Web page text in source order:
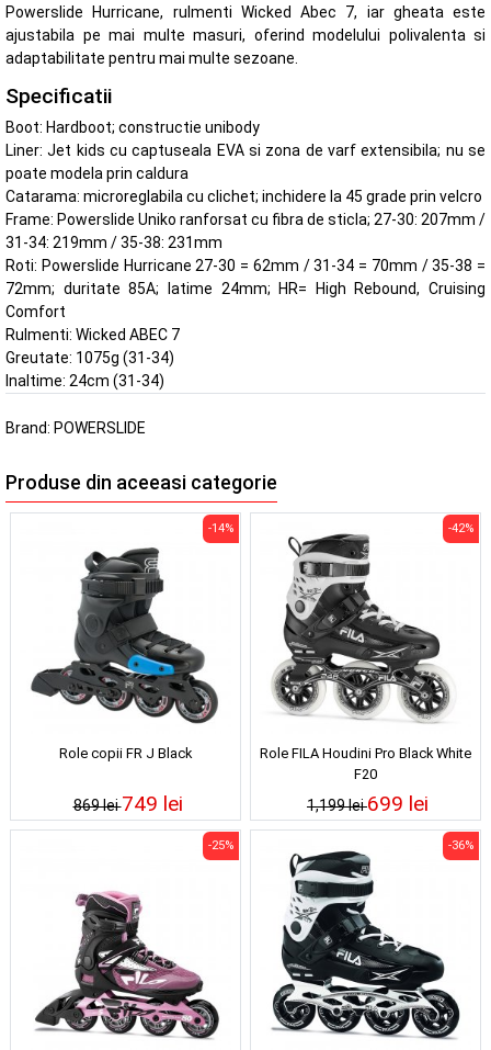
Powerslide Hurricane, rulmenti Wicked Abec 7, iar gheata este
ajustabila pe mai multe masuri, oferind modelului polivalenta si
adaptabilitate pentru mai multe sezoane.
Specificatii
Boot: Hardboot; constructie unibody
Liner: Jet kids cu captuseala EVA si zona de varf extensibila; nu se
poate modela prin caldura
Catarama: microreglabila cu clichet; inchidere la 45 grade prin velcro
Frame: Powerslide Uniko ranforsat cu fibra de sticla; 27-30: 207mm /
31-34: 219mm / 35-38: 231mm
Roti: Powerslide Hurricane 27-30 = 62mm / 31-34 = 70mm / 35-38 =
72mm; duritate 85A; latime 24mm; HR= High Rebound, Cruising
Comfort
Rulmenti: Wicked ABEC 7
Greutate: 1075g (31-34)
Inaltime: 24cm (31-34)
Brand: POWERSLIDE
Produse din aceeasi categorie
Role copii FR J Black
869 lei
-14%
749 lei
Role FILA Houdini Pro Black White
F20
1,199 lei
-42%
699 lei
-25% -36%